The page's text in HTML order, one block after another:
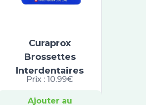
Curaprox
Brossettes
Interdentaires
Prix :10.99€
Ajouter au